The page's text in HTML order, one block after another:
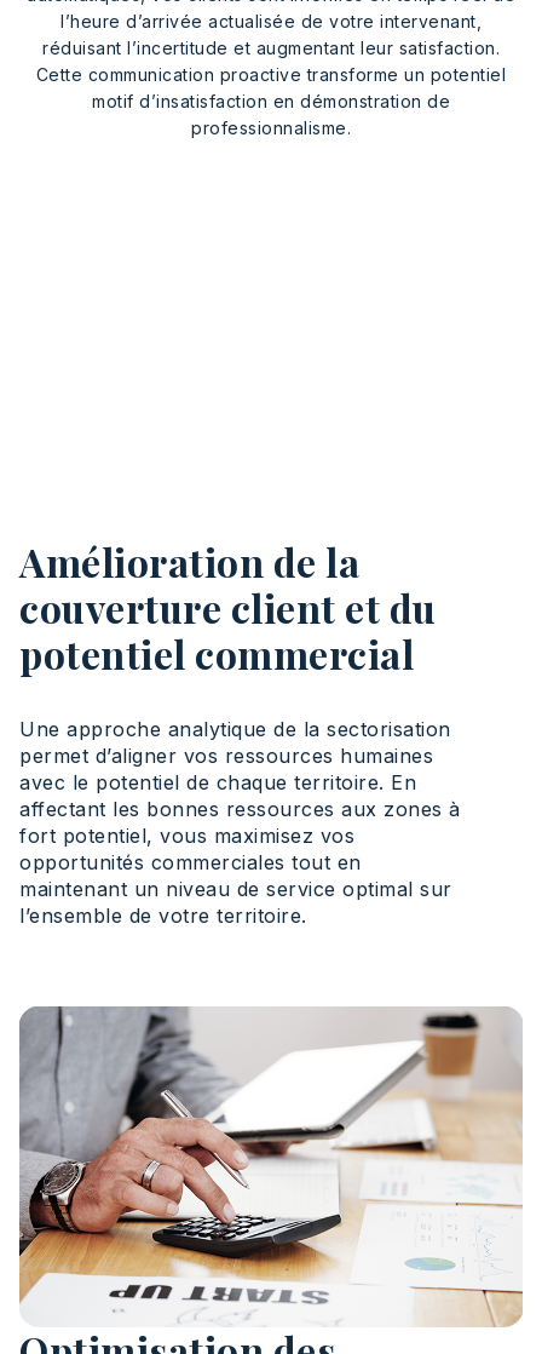
l’heure d’arrivée actualisée de votre intervenant,
réduisant l’incertitude et augmentant leur satisfaction.
Cette communication proactive transforme un potentiel
motif d’insatisfaction en démonstration de
professionnalisme.
Amélioration de la
couverture client et du
potentiel commercial
Une approche analytique de la sectorisation
permet d’aligner vos ressources humaines
avec le potentiel de chaque territoire. En
affectant les bonnes ressources aux zones à
fort potentiel, vous maximisez vos
opportunités commerciales tout en
maintenant un niveau de service optimal sur
l’ensemble de votre territoire.